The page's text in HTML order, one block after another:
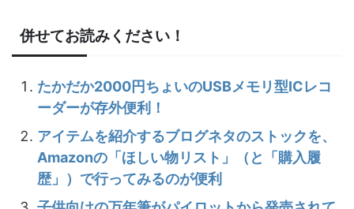
併せてお読みください！
たかだか2000円ちょいのUSBメモリ型ICレコ
ーダーが存外便利！
アイテムを紹介するブログネタのストックを、
Amazonの「ほしい物リスト」（と「購入履
歴」）で行ってみるのが便利